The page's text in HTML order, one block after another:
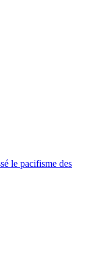
le pacifisme des